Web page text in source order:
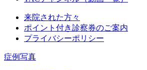
来院された方々
ポイント付き診察券のご案内
プライバシーポリシー
症例写真